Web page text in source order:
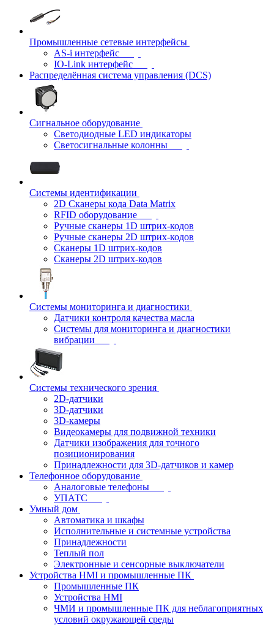
Промышленные сетевые интерфейсы
AS-i интерфейс
IO-Link интерфейс
Распределённая система управления (DCS)
Сигнальное оборудование
Светодиодные LED индикаторы
Светосигнальные колонны
Системы идентификации
2D Сканеры кода Data Matrix
RFID оборудование
Ручные сканеры 1D штрих-кодов
Ручные сканеры 2D штрих-кодов
Сканеры 1D штрих-кодов
Сканеры 2D штрих-кодов
Системы мониторинга и диагностики
Датчики контроля качества масла
Системы для мониторинга и диагностики
вибрации
Системы технического зрения
2D-датчики
3D-датчики
3D-камеры
Видеокамеры для подвижной техники
Датчики изображения для точного
позиционирования
Принадлежности для 3D-датчиков и камер
Телефонное оборудование
Аналоговые телефоны
УПАТС
Умный дом
Автоматика и шкафы
Исполнительные и системные устройства
Принадлежности
Теплый пол
Электронные и сенсорные выключатели
Устройства HMI и промышленные ПК
Промышленные ПК
Устройства HMI
ЧМИ и промышленные ПК для неблагоприятных
условий окружающей среды